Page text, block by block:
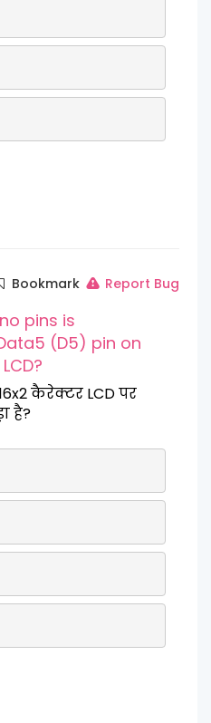
Bookmark Report Bug
pins is
(D5) pin on
कैरेक्टर LCD पर
है?